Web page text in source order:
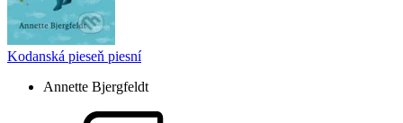
Kodanská pieseň piesní
Annette Bjergfeldt